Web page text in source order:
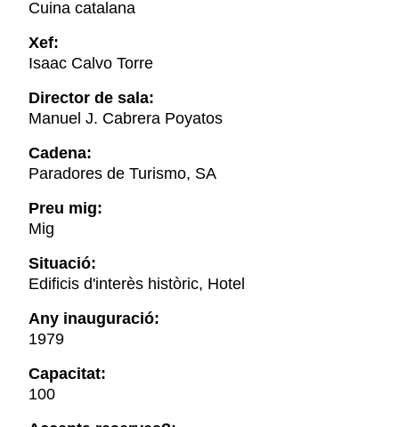
Cuina catalana
Xef:
Isaac Calvo Torre
Director de sala:
Manuel J. Cabrera Poyatos
Cadena:
Paradores de Turismo, SA
Preu mig:
Mig
Situació:
Edificis d'interès històric, Hotel
Any inauguració:
1979
Capacitat:
100